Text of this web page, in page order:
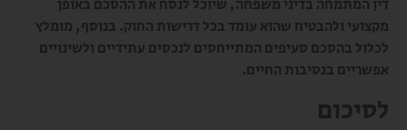
דין המתמחה בדיני משפחה, שיוכל לנסח את ההסכם באופן
מקצועי ולהבטיח שהוא עומד בכל דרישות החוק. בנוסף, מומלץ
לכלול בהסכם סעיפים המתייחסים לנכסים עתידיים ולשינויים
אפשריים בנסיבות החיים.
לסיכום